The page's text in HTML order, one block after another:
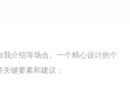
介绍等场合。一个精心设计的个
键要素和建议：